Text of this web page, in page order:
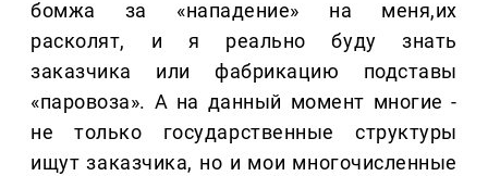
бомжа за «нападение» на меня,их
расколят, и я реально буду знать
заказчика или фабрикацию подставы
«паровоза». А на данный момент многие -
не только государственные структуры
ищут заказчика, но и мои многочисленные